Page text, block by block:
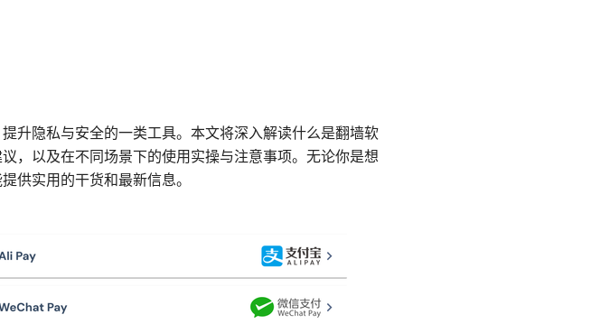
升隐私与安全的一类工具。本文将深入解读什么是翻墙软
，以及在不同场景下的使用实操与注意事项。无论你是想
供实用的干货和最新信息。